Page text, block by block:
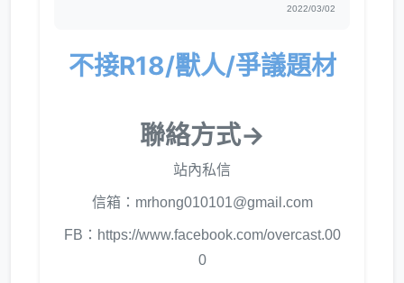
2022/03/02
不接R18/獸人/爭議題材
聯絡方式→
站內私信
信箱：mrhong010101@gmail.com
FB：https://www.facebook.com/overcast.00
0